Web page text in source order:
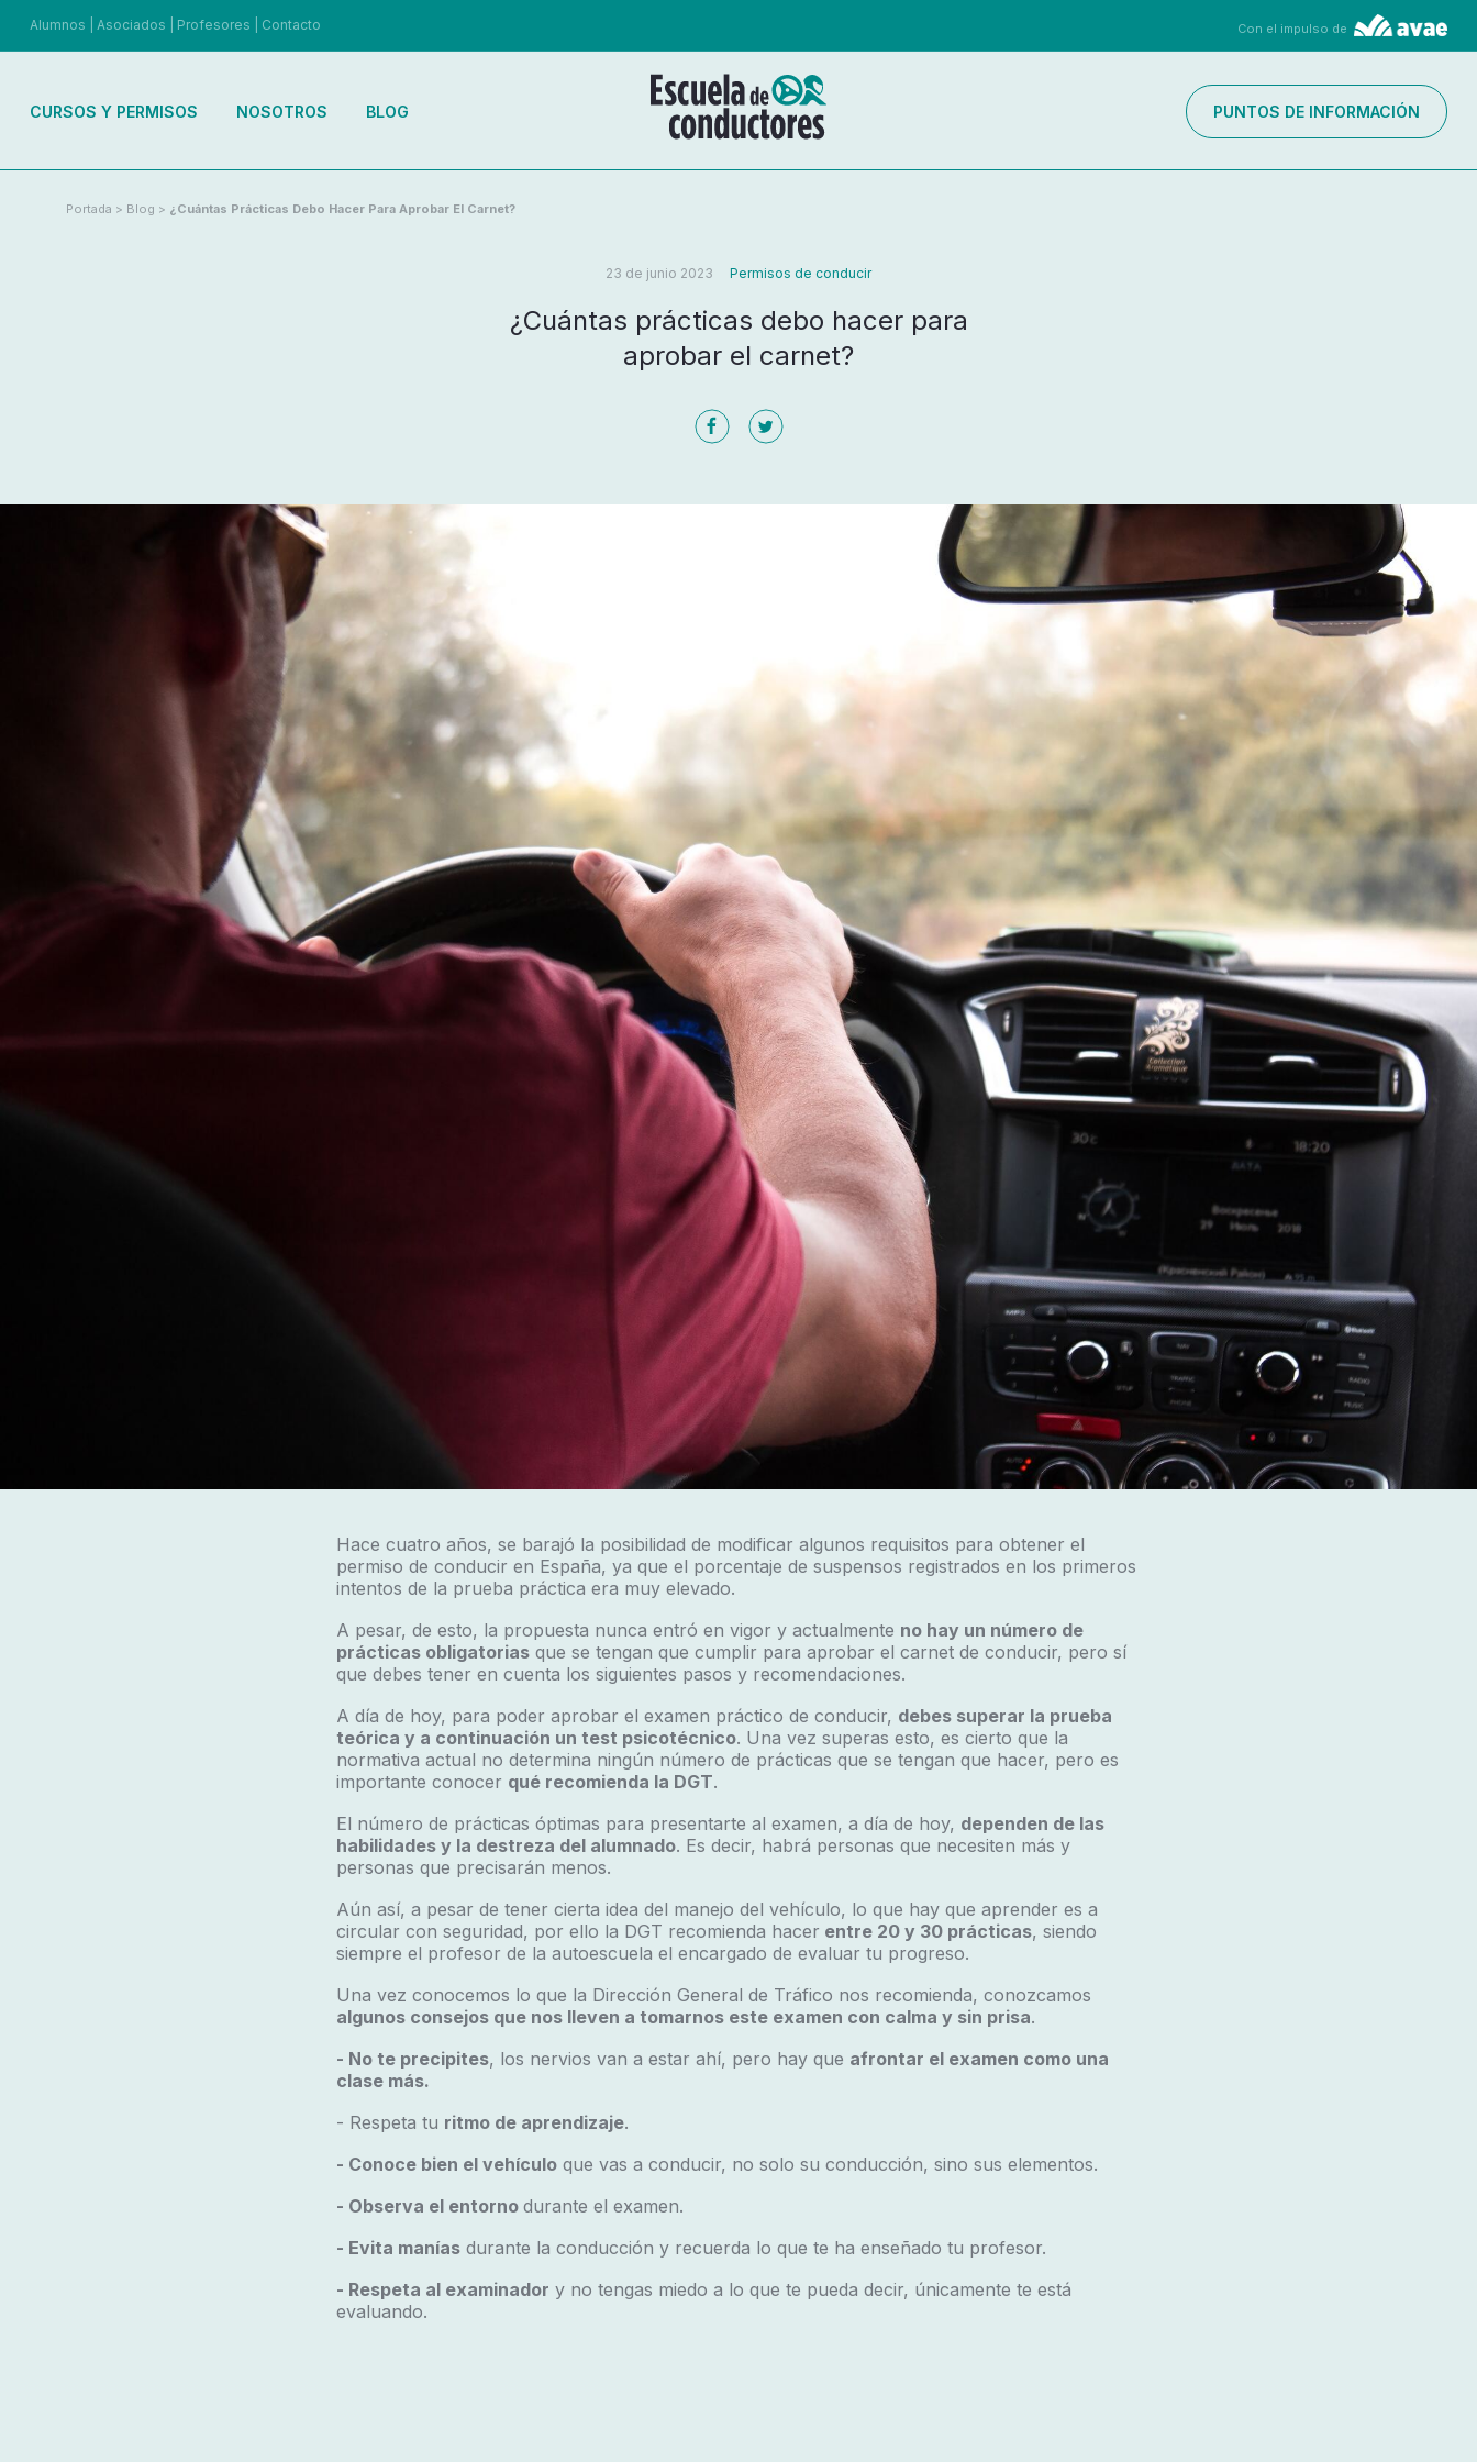
Alumnos Asociados Profesores Contacto Con el impulso de
CURSOS Y PERMISOS NOSOTROS BLOG PUNTOS DE INFORMACIÓN
Portada > Blog > ¿Cuántas Prácticas Debo Hacer Para Aprobar El Carnet?
23 de junio 2023 Permisos de conducir
¿Cuántas prácticas debo hacer para
aprobar el carnet?
Hace cuatro años, se barajó la posibilidad de modificar algunos requisitos para obtener el
permiso de conducir en España, ya que el porcentaje de suspensos registrados en los primeros
intentos de la prueba práctica era muy elevado.
A pesar, de esto, la propuesta nunca entró en vigor y actualmente no hay un número de
prácticas obligatoriasque se tengan que cumplir para aprobar el carnet de conducir, pero sí
que debes tener en cuenta los siguientes pasos y recomendaciones.
A día de hoy, para poder aprobar el examen práctico de conducir, debes superar la prueba
teórica y a continuación un test psicotécnico. Una vez superas esto, es cierto que la
normativa actual no determina ningún número de prácticas que se tengan que hacer, pero es
importante conocer qué recomienda la DGT.
El número de prácticas óptimas para presentarte al examen, a día de hoy, dependen de las
habilidades y la destreza del alumnado. Es decir, habrá personas que necesiten más y
personas que precisarán menos.
Aún así, a pesar de tener cierta idea del manejo del vehículo, lo que hay que aprender es a
circular con seguridad, por ello la DGT recomienda hacer entre 20 y 30 prácticas, siendo
siempre el profesor de la autoescuela el encargado de evaluar tu progreso.
Una vez conocemos lo que la Dirección General de Tráfico nos recomienda, conozcamos
algunos consejos que nos lleven a tomarnos este examen con calma y sin prisa.
- No te precipites, los nervios van a estar ahí, pero hay que afrontar el examen como una
clase más.
- Respeta tu ritmo de aprendizaje.
- Conoce bien el vehículoque vas a conducir, no solo su conducción, sino sus elementos.
- Observa el entorno durante el examen.
- Evita maníasdurante la conducción y recuerda lo que te ha enseñado tu profesor.
- Respeta al examinador y no tengas miedo a lo que te pueda decir, únicamente te está
evaluando.